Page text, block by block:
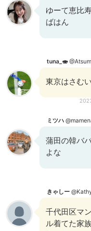
ゆーて恵比
ばはん
tuna_🍣
東京はさむい
ミツハ
蒲田の韓バ
よな
きゃしー
千代田区マ
ル着てた家